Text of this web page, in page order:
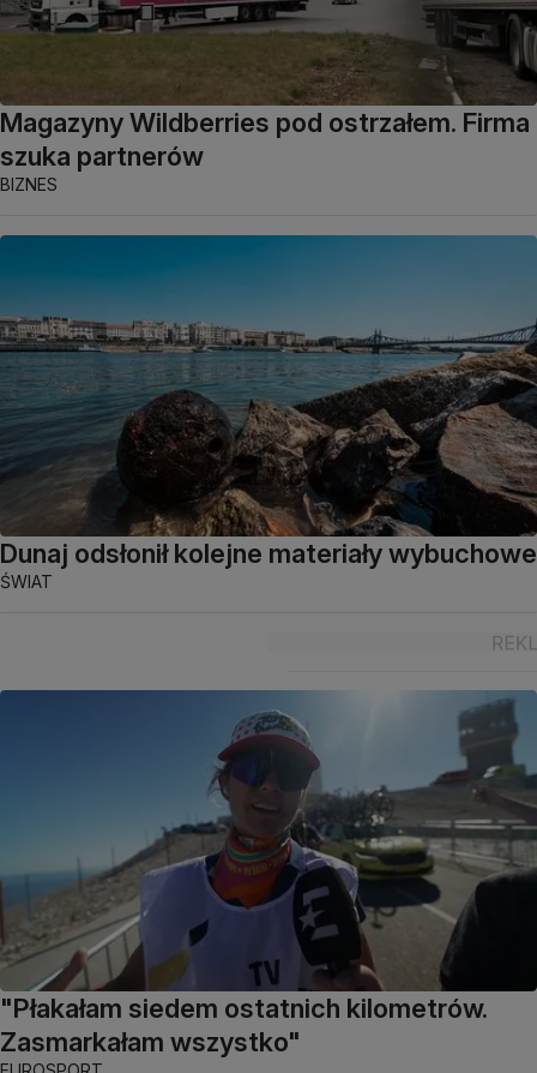
Magazyny Wildberries pod ostrzałem. Firma
szuka partnerów
BIZNES
Dunaj odsłonił kolejne materiały wybuchowe
ŚWIAT
"Płakałam siedem ostatnich kilometrów.
Zasmarkałam wszystko"